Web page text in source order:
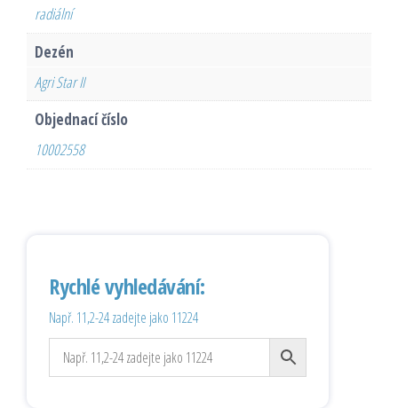
radiální
Dezén
Agri Star II
Objednací číslo
10002558
Rychlé vyhledávání:
Např. 11,2-24 zadejte jako 11224